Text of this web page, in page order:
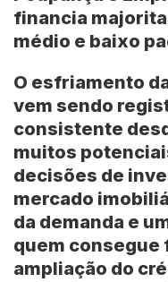
financia
médio e baixo
O esfriamento
vem sendo
consistente
muitos
decisões de
mercado
da demanda e
quem consegue
ampliação do